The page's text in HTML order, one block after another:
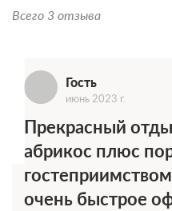
Всего 3 отзыва
Гость
июнь 2023 г.
Прекрасный
абрикос плюс
очень быстрое